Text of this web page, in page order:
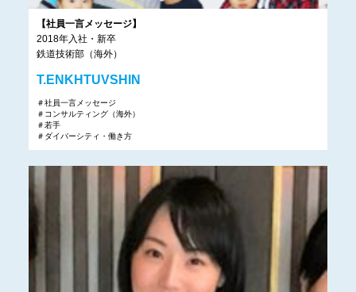
【社員一言メッセージ】
2018年入社・新卒
鉄道技術部（海外）
T.ENKHTUVSHIN
＃社員一言メッセージ
＃コンサルティング（海外）
＃若手
＃ダイバーシティ・働き方